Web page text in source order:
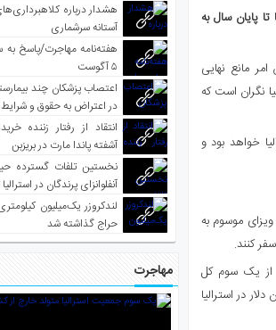
پایان سال به
مانع نهایی
نگران است که
خواهد بود و
موسوم به
از یک سوم کل
را تشکیل می دادند و تنها در سال ۲۰۱۹ حدود ۵۸۱ میلیون دلار در استرالیا
هشدار درباره
آستانه سرشماری
هفته‌نامه مهاجرت/پاسخ به
۵ آگوست
اعتصاب پزشکان چند
در اعتراض به حقوق و
انتقاد از رفتار زننده
آشفته پاندا مارت در بریزبن
نخستین تلفات گسترده
آنفلوانزای پرندگان در
لندکروزر یک‌میلیون
حراج گذاشته شد
مهاجرت